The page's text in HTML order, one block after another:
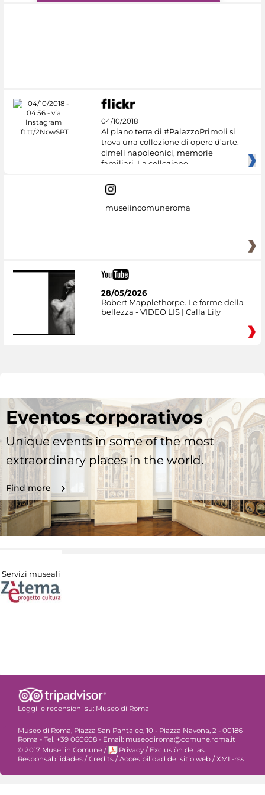
04/10/2018
Al piano terra di #PalazzoPrimoli si
trova una collezione di opere d’arte,
cimeli napoleonici, memorie
familiari. La collezione
museiincomuneroma
28/05/2026
Robert Mapplethorpe. Le forme della
bellezza - VIDEO LIS | Calla Lily
Eventos corporativos
Unique events in some of the most
extraordinary places in the world.
Find more
Servizi museali
Leggi le recensioni su: Museo di Roma
Museo di Roma, Piazza San Pantaleo, 10 - Piazza Navona, 2 - 00186
Roma - Tel. +39 060608 - Email: museodiroma@comune.roma.it
© 2017 Musei in Comune / Privacy / Exclusiòn de las
Responsabilidades /Credits /Accesibilidad del sitio web /XML-rss